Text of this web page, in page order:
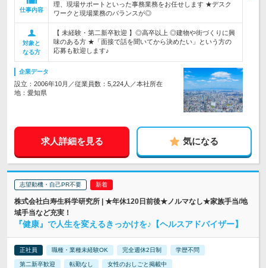
仕事内容
理、現場サポートといった事務業務をお任せします ★デスク
ワークと現場業務のバランスが◎
対象と
なる方
【 未経験・第二新卒歓迎 】◎高卒以上 ◎建物や街づくりに興
味のある方 ★「面接で話を聞いてから決めたい」という方の
応募も歓迎します♪
企業データ
設立：2006年10月／従業員数：5,224人／本社所在
地：愛知県
求人詳細を見る 気になる
志望動機・自己PR不要
株式会社白寿生科学研究所 | ★年休120日前後★ノルマなし★家族手当/地
域手当など充実！
『健康』で人生を変えるきっかけを♪【ヘルスアドバイザー】
正社員 職種・業種未経験OK 完全週休2日制 学歴不問
第二新卒歓迎 転勤なし 女性のおしごと掲載中